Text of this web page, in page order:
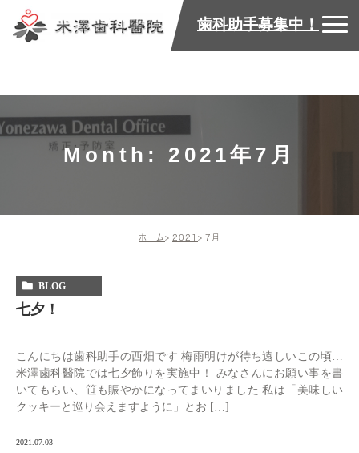
歯科助手募集中！
Month: 2021年7月
ホーム 2021 7月
BLOG
七夕！
こんにちは歯科助手の西畑です 梅雨明けが待ち遠しいこの頃…
米澤歯科醫院では七夕飾りを実施中！ みなさんにお願い事を書
いてもらい、笹も賑やかになってまいりました 私は「美味しい
クッキーと巡り会えますように」とお […]
2021.07.03